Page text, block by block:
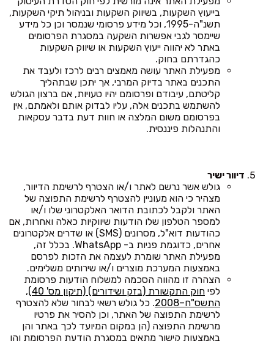
בייעוץ השקעות, בשיווק השקעות ובניהול תיקי השקעות,
תשנ"ה-1995, וכל מידע פרסומי שנמסר וכן כל מידע
שיימסר לגבי אפשרות השקעה במסגרת הפרסומים
באתר לא יהווה ייעוץ השקעות או שיווק השקעות
כהגדרתם בחוק.
מפעילת האתר עושה מאמצים רבים לרכז ולעבד את
התכנים באתר בדיוק המרבי, אך יתכן שבתהליך
קליטתם, עיבודם ופרסומם יהיו טעויות, אם ברצון הגולש
להשתמש בתכנים אלה, עליו לבדוק אותם ולאמתם, אין
בפרסומם משום המלצה או חוות דעת בדבר עסקאות
והתנהלות פיננסית.
דיוור ישיר
גולש אשר נרשם לאתר ו/או הצטרף לרשימת הדיוור,
מצהיר כי הוא מעוניין להצטרף לרשימת התפוצה של
האתר ולקבל לכתובת הדואר האלקטרוני שלו ו/או
למספר הטלפון שלו הודעות שיווקיות כאלה ואחרות, אם
כהודעות דוא"ל, מסרונים (SMS) או שדרים אלקטרונים
אחרים, כדוגמת פניות ב- WhatsApp. בכלל זה,
מפעילת האתר שומרת לעצמה את הזכות לפרסם
באמצעות המערכת מוצרים ו/או שירותים משלימים.
הצהרה זו מהווה הסכמה למשלוח הודעות פרסומת
לפי
חוק התקשורת (בזק ושידורים) (תיקון מס' 40),
התשס"ח–2008
. כל גולש רשאי לבחור שלא להצטרף
לרשימת התפוצה של האתר, וכן להסיר את פרטיו
מרשימת התפוצה (הן במקום המיועד לכך באתר והן
באמצעות קישור מתאים במסגרת הודעת הפרסומת והן